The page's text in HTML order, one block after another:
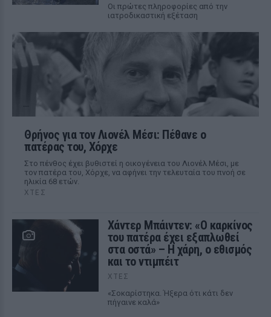
Οι πρώτες πληροφορίες από την
ιατροδικαστική εξέταση
Θρήνος για τον Λιονέλ Μέσι: Πέθανε ο
πατέρας του, Χόρχε
Στο πένθος έχει βυθιστεί η οικογένεια του Λιονέλ Μέσι, με
τον πατέρα του, Χόρχε, να αφήνει την τελευταία του πνοή σε
ηλικία 68 ετών.
ΧΤΕΣ
Χάντερ Μπάιντεν: «Ο καρκίνος
του πατέρα έχει εξαπλωθεί
στα οστά» – Η χάρη, ο εθισμός
και το ντιμπέιτ
ΧΤΕΣ
«Σοκαρίστηκα. Ήξερα ότι κάτι δεν
πήγαινε καλά»